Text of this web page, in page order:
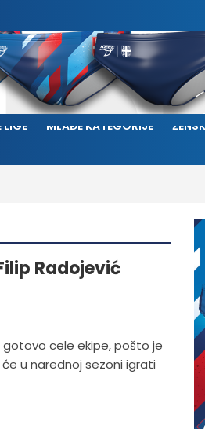
LIGE MLAĐE KATEGORIJE
Radojević
cele ekipe, pošto je
u narednoj sezoni igrati